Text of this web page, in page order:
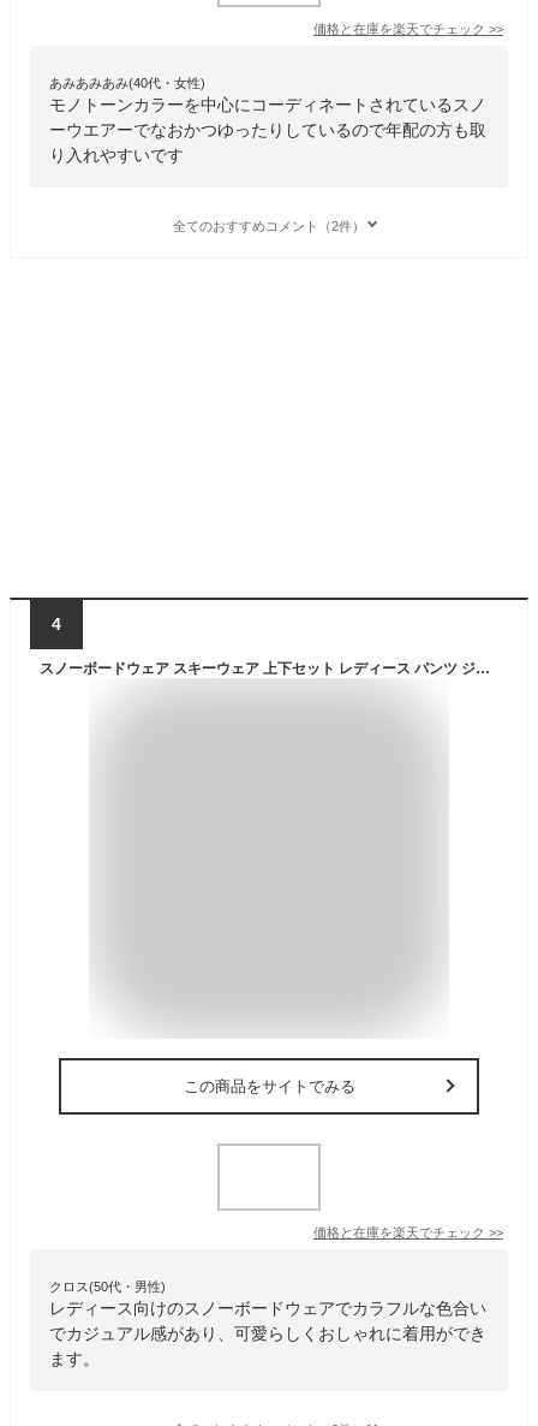
価格と在庫を楽天でチェック >>
あみあみあみ(40代・女性)
モノトーンカラーを中心にコーディネートされているスノ
ーウエアーでなおかつゆったりしているので年配の方も取
り入れやすいです
全てのおすすめコメント（2件）
4
スノーボードウェア スキーウェア 上下セット レディース パンツ ジャケット ボード ウェア スノボ ウェア ウェア スノー ウェア ウエア おしゃれ かわいい 上 下 スノーボード スキー アウトドア 保温 中綿 撥水 防風 防寒 着 耐水 ISET-510 【LDY】
この商品をサイトでみる
価格と在庫を楽天でチェック >>
クロス(50代・男性)
レディース向けのスノーボードウェアでカラフルな色合い
でカジュアル感があり、可愛らしくおしゃれに着用ができ
ます。